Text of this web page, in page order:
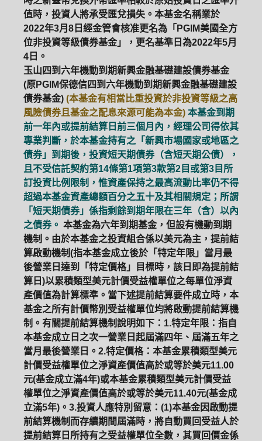
值時，投資人將承受匯兌損失。本基金名稱業於
2022年3月8日經金管會核准更名為「PGIM美國全方
位非投資等級債券基金」，更名基準日為2022年5月
4日。
玉山四到六年機動到期新興金融基礎建設債券基金
(原PGIM保德信四到六年機動到期新興金融基礎建設
債券基金) (本基金有相當比重投資於非投資等級之高
風險債券且基金之配息來源可能為本金) 本基金到期
前一年內或提前結算日前三個月內，經理公司得依其
專業判斷，於本基金持有之「新興市場國家或地區之
債券」到期後，投資短天期債券（含短天期公債），
且不受信託契約第14條第1項第3款第2目或第3目所
訂投資比例限制，惟資產保持之最高流動比率仍不得
超過本基金資產總額百分之五十及其相關規定；所謂
「短天期債券」係指剩餘到期年限在三年（含）以內
之債券。 本基金為六年到期基金，但設有機動到期
機制。由於本基金之投資組合係以美元為主，提前結
算啟動機制(指本基金成立後於「特定年限」當月最
後營業日達到「特定價格」目標時，該日即為提前結
算日)以累積類型美元計價受益權單位之每單位淨資
產價值為計算標準。當下述提前結算要件成立時，本
基金之所有計價幣別受益權單位均將啟動提前結算機
制。有關提前結算機制說明如下：1.特定年限：指自
本基金成立日之次一營業日起屆滿四年、屆滿五年之
當月最後營業日。2.特定價格：本基金累積類型美元
計價受益權單位之淨資產價值高於或等於美元11.00
元(基金成立滿4年)或本基金累積類型美元計價受益
權單位之淨資產價值高於或等於美元11.40元(基金成
立滿5年)。3.投資人應特別留意：(1)本基金因啟動提
前結算機制而存續期間屆滿時，將自動買回受益人於
提前結算日所持有之受益權單位全數，其買回價金係